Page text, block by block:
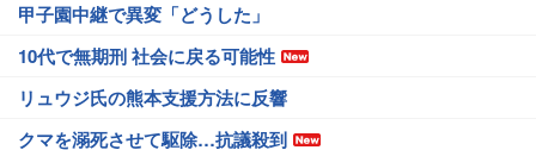
甲子園中継で異変「どうした」
10代で無期刑 社会に戻る可能性
リュウジ氏の熊本支援方法に反響
クマを溺死させて駆除…抗議殺到